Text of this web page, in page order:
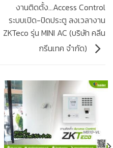
งานติดตั้ง…Access Control
ระบบเปิด-ปิดประตู ลงเวลางาน
ZKTeco รุ่น MINI AC (บริษัท คลีน
กรีนเทค จำกัด)